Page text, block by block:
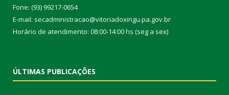
Fone: (93) 99217-0654
E-mail: secadministracao@vitoriadoxingu.pa.gov.br
Horário de atendimento: 08:00-14:00 hs (seg a sex)
ÚLTIMAS PUBLICAÇÕES